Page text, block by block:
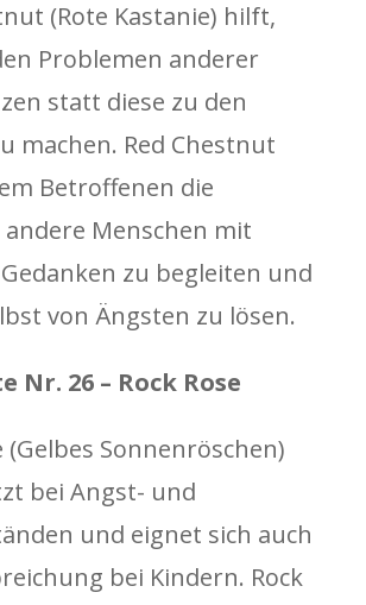
(Rote Kastanie) hilft,
Problemen anderer
statt diese zu den
machen. Red Chestnut
Betroffenen die
andere Menschen mit
zu begleiten und
von Ängsten zu lösen.
Nr. 26 – Rock Rose
(Gelbes Sonnenröschen)
bei Angst- und
und eignet sich auch
bei Kindern. Rock